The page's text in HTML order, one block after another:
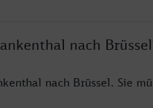
nach
nach Brüssel. Sie